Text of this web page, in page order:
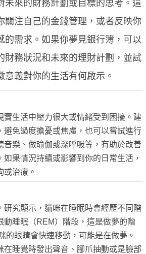
未來的財務計劃或目標的思考。這
關注自己的金錢管理，或者反映你
的需求。如果你夢見銀行簿，可以
財務狀況和未來的理財計劃，並試
意義對你的生活有何啟示。
實生活中壓力很大或情緒受到困擾。建
避免過度擔憂或焦慮，也可以嘗試進行
音樂、做瑜伽或深呼吸等，有助於改善
如果情況持續或影響到你的日常生活，
或治療。
研究顯示，貓咪在睡眠時會經歷不同階
動睡眠（REM）階段，這是做夢的階
的眼睛會快速移動，可能是在做夢。
在睡覺時發出聲音、腳爪抽動或是臉部